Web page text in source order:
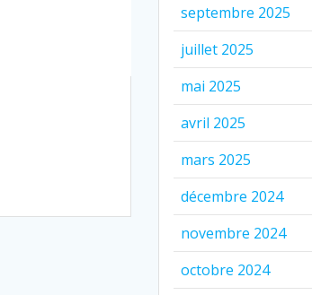
septembre 2025
juillet 2025
mai 2025
avril 2025
mars 2025
décembre 2024
novembre 2024
octobre 2024